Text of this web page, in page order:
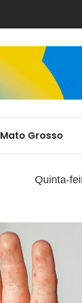
Mato Grosso
Quinta-